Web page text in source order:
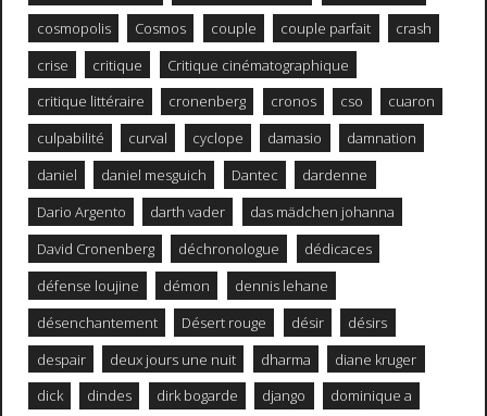
cosmopolis
Cosmos couple couple parfait
crash
crise
critique
Critique cinématographique
critique littéraire
cronenberg cronos cso
cuaron
culpabilité
curval cyclope damasio
damnation
daniel
daniel mesguich Dantec
dardenne
Dario Argento
darth vader
das mädchen johanna
David Cronenberg
déchronologue
dédicaces
défense loujine
démon
dennis lehane
désenchantement
Désert rouge désir
désirs
despair
deux jours une nuit dharma
diane kruger
dick
dindes dirk bogarde django
dominique a